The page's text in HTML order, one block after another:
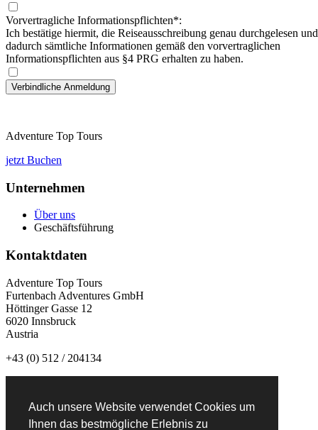
Auch unsere Website verwendet Cookies um
Ihnen das bestmögliche Erlebnis zu
Vorvertragliche Informationspflichten*:
Ich bestätige hiermit, die Reiseausschreibung genau durchgelesen und
dadurch sämtliche Informationen gemäß den vorvertraglichen
Informationspflichten aus §4 PRG erhalten zu haben.
Adventure Top Tours
jetzt Buchen
Unternehmen
Über uns
Geschäftsführung
Kontaktdaten
Adventure Top Tours
Furtenbach Adventures GmbH
Höttinger Gasse 12
6020 Innsbruck
Austria
+43 (0) 512 / 204134
Newsletteranmeldung: